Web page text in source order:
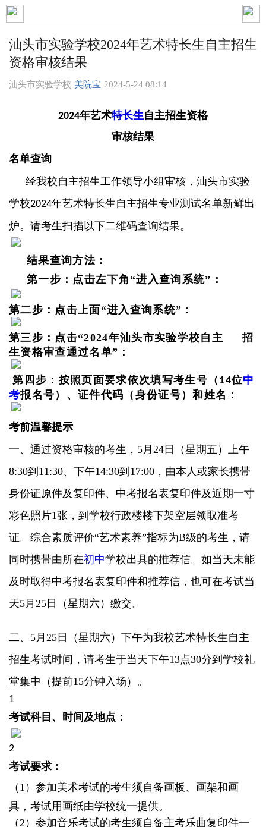
汕头市实验学校2024年艺术特长生自主招生
资格审核结果
汕头市实验学校 美院宝 2024-5-24 08:14
2024年艺术特长生自主招生资格
审核结果
名单查询
经我校自主招生工作领导小组审核，汕头市实验
学校2024年艺术特长生自主招生专业测试名单新鲜出
炉。请考生扫描以下二维码查询结果。
结果查询方法：
第一步：点击左下角 “进入查询系统”：
第二步：点击上面 “进入查询系统”：
第三步：点击“2024年汕头市实验学校自主 招
生资格审查通过名单”：
第四步：按照页面要求依次填写考生号（ 14位中
考报名号）、证件代码（身份证号）和姓名：
考前温馨提示
一、通过资格审核的考生， 5月24日（星期五）上午
8:30到11:30、下午14:30到17:00，由本人或家长携带
身份证原件及复印件、中考报名表复印件及近期一寸
彩色照片1张，到学校行政楼楼下架空层领取准考
证。综合素质评价“艺术素养”指标为B级的考生，请
同时携带由所在初中学校出具的推荐信。如当天未能
及时取得中考报名表复印件和推荐信，也可在考试当
天5月25日（星期六）缴交。
二、 5月25日（星期六）下午为我校艺术特长生自主
招生考试时间，请考生于当天下午13点30分到学校礼
堂集中（提前15分钟入场）。
1
考试科目、时间及地点：
2
考试要求：
（ 1）参加美术考试的考生须自备画板、画架和画
具，考试用画纸由学校统一提供。
（2）参加音乐考试的考生须自备主考乐曲复印件一